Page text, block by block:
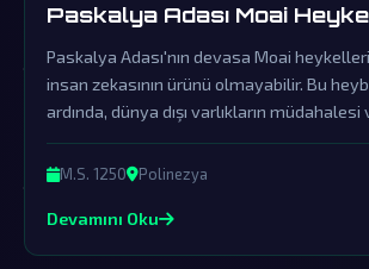
Paskalya Adası Moai
Paskalya Adası'nın devasa Moai
insan zekasının ürünü olmayabilir. Bu
ardında, dünya dışı varlıkların müdahalesi
örtbas edilen gerçekler yatıyor.
M.S. 1250 Polinezya
Devamını Oku